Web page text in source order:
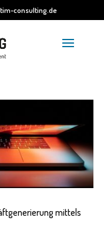
consulting.de
mittels